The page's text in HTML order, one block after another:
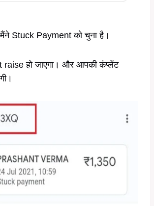
Stuck Payment को चुना है।
raise हो जाएगा। और आपकी कंप्लेंट